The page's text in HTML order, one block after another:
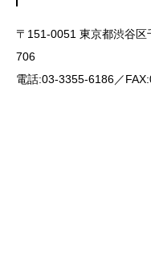
〒151-0051 東京都渋谷
706
電話:03-3355-6186／